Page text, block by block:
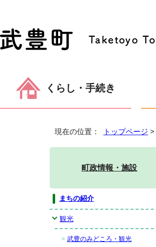
くらし・手続き
現在の位置： トップページ >
町政情報・施設
まちの紹介
観光
武豊のみどころ・観光